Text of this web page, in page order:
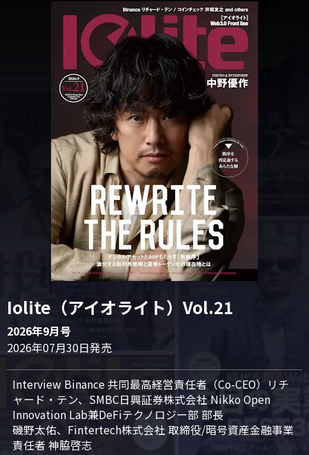
Iolite（アイオライト）Vol.21
2026年9月号
2026年07月30日発売
Interview Binance 共同最高経営責任者（Co-CEO）リチ
ャード・テン、SMBC日興証券株式会社 Nikko Open
Innovation Lab兼DeFiテクノロジー部 部長
磯野太佑、Fintertech株式会社 取締役/暗号資産金融事業
責任者 神脇啓志